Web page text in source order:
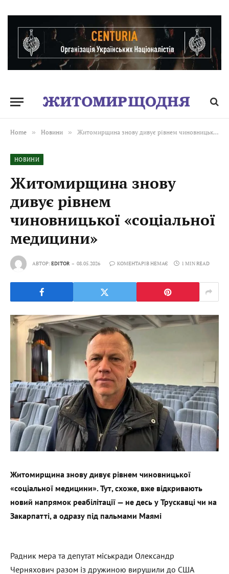
Home » Новини » Житомирщина знову дивує рівнем чиновницької «соціальної медицини»
НОВИНИ
Житомирщина знову
дивує рівнем
чиновницької «соціальної
медицини»
АВТОР:EDITOR 08.05.2026 КОМЕНТАРІВ НЕМАЄ 1 MIN READ
Житомирщина знову дивує рівнем чиновницької
«соціальної медицини». Тут, схоже, вже відкривають
новий напрямок реабілітації — не десь у Трускавці чи на
Закарпатті, а одразу під пальмами Маямі
Радник мера та депутат міськради Олександр
Черняхович разом із дружиною вирушили до США